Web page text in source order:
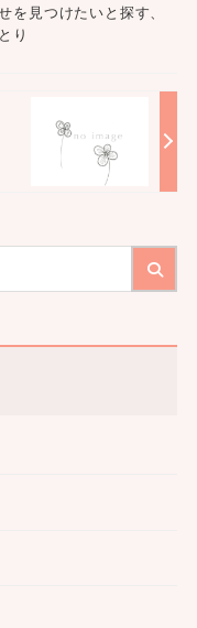
を見つけたいと探す、
り